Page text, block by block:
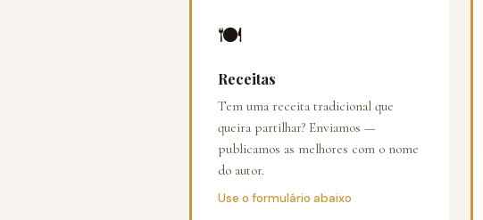
🍽️
Receitas
Tem uma receita tradicional que
queira partilhar? Enviamos —
publicamos as melhores com o nome
do autor.
Use o formulário abaixo